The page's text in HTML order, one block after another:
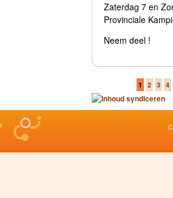
Zaterdag 7 en
Provinciale
Neem deel !
1 2 3 4